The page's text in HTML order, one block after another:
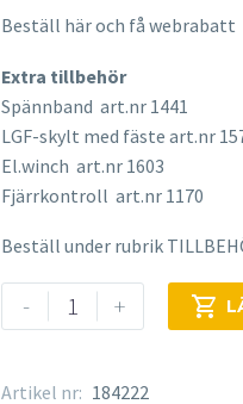
Beställ här och få webrabatt
Extra tillbehör
Spännband art.nr 1441
LGF-skylt med fäste art.nr
El.winch art.nr 1603
Fjärrkontroll art.nr 1170
Beställ under rubrik
-
Båtvagn
BV-
mängd
+ 
Artikel nr: 184222